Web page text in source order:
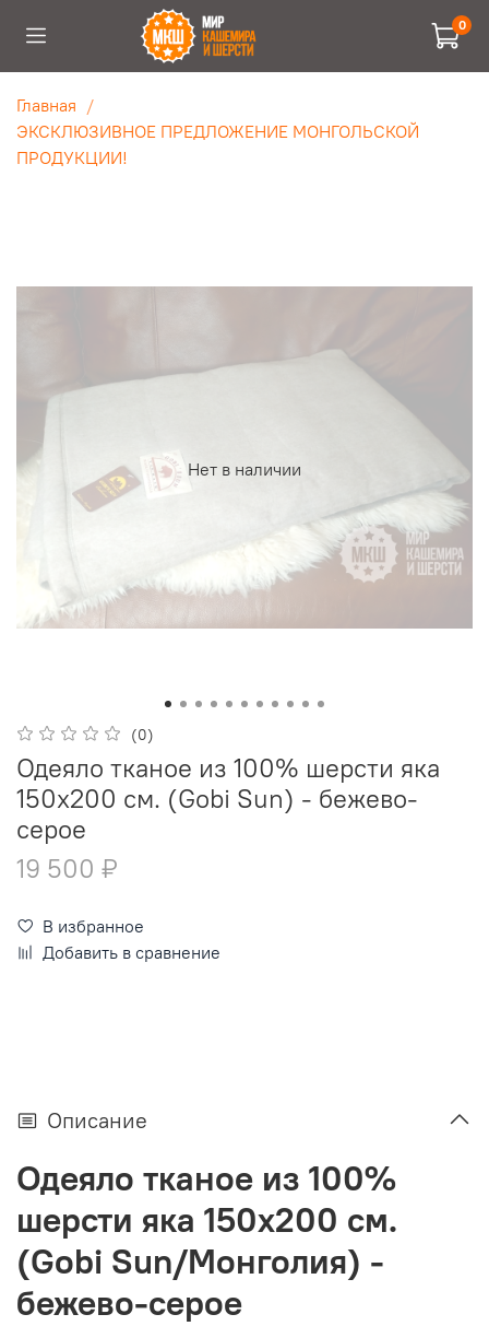
0
Главная
ЭКСКЛЮЗИВНОЕ ПРЕДЛОЖЕНИЕ МОНГОЛЬСКОЙ
ПРОДУКЦИИ!
Нет в наличии
(0)
Одеяло тканое из 100% шерсти яка
150x200 см. (Gobi Sun) - бежево-
серое
19 500 ₽
В избранное
Добавить в сравнение
Описание
Одеяло тканое из 100%
шерсти яка 150x200 см.
(Gobi Sun/Монголия) -
бежево-серое